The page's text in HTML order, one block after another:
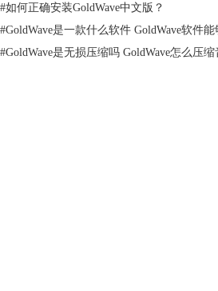
#如何正确安装GoldWave中文版？
#GoldWave是一款什么软件 GoldWave软件
#GoldWave是无损压缩吗 GoldWave怎么压